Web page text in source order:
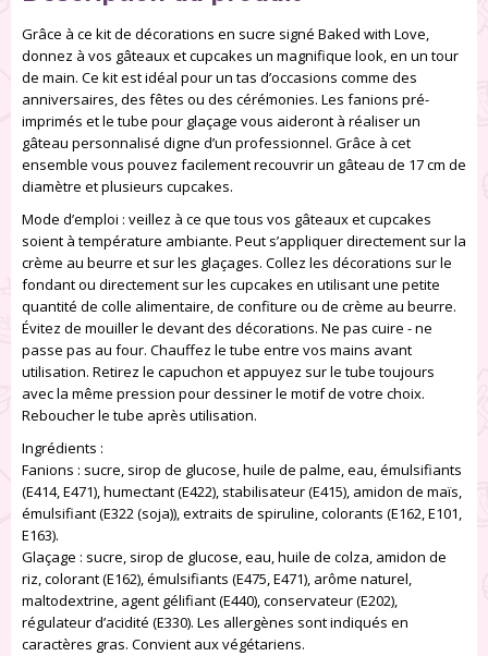
Grâce à ce kit de décorations en sucre signé Baked with Love,
donnez à vos gâteaux et cupcakes un magnifique look, en un tour
de main. Ce kit est idéal pour un tas d’occasions comme des
anniversaires, des fêtes ou des cérémonies. Les fanions pré-
imprimés et le tube pour glaçage vous aideront à réaliser un
gâteau personnalisé digne d’un professionnel. Grâce à cet
ensemble vous pouvez facilement recouvrir un gâteau de 17 cm de
diamètre et plusieurs cupcakes.
Mode d’emploi : veillez à ce que tous vos gâteaux et cupcakes
soient à température ambiante. Peut s’appliquer directement sur la
crème au beurre et sur les glaçages. Collez les décorations sur le
fondant ou directement sur les cupcakes en utilisant une petite
quantité de colle alimentaire, de confiture ou de crème au beurre.
Évitez de mouiller le devant des décorations. Ne pas cuire - ne
passe pas au four. Chauffez le tube entre vos mains avant
utilisation. Retirez le capuchon et appuyez sur le tube toujours
avec la même pression pour dessiner le motif de votre choix.
Reboucher le tube après utilisation.
Ingrédients :
Fanions : sucre, sirop de glucose, huile de palme, eau, émulsifiants
(E414, E471), humectant (E422), stabilisateur (E415), amidon de maïs,
émulsifiant (E322 (soja)), extraits de spiruline, colorants (E162, E101,
E163).
Glaçage : sucre, sirop de glucose, eau, huile de colza, amidon de
riz, colorant (E162), émulsifiants (E475, E471), arôme naturel,
maltodextrine, agent gélifiant (E440), conservateur (E202),
régulateur d’acidité (E330). Les allergènes sont indiqués en
caractères gras. Convient aux végétariens.